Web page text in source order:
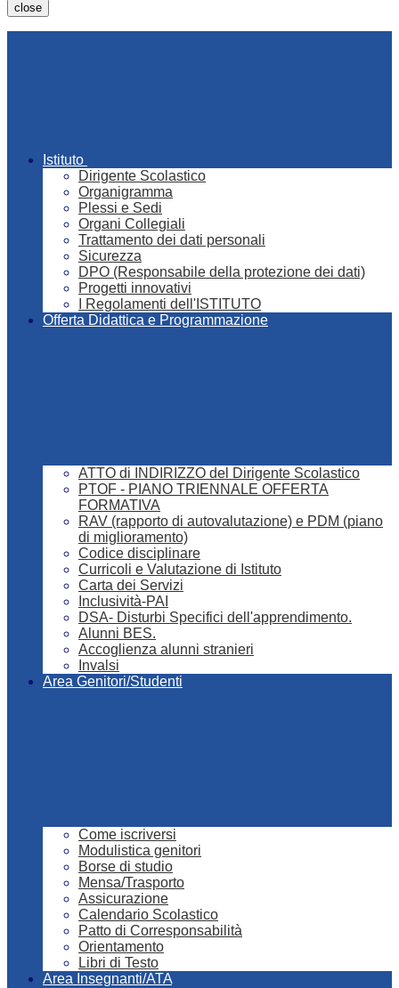
close
Istituto
Dirigente Scolastico
Organigramma
Plessi e Sedi
Organi Collegiali
Trattamento dei dati personali
Sicurezza
DPO (Responsabile della protezione dei dati)
Progetti innovativi
I Regolamenti dell'ISTITUTO
Offerta Didattica e Programmazione
ATTO di INDIRIZZO del Dirigente Scolastico
PTOF - PIANO TRIENNALE OFFERTA
FORMATIVA
RAV (rapporto di autovalutazione) e PDM (piano
di miglioramento)
Codice disciplinare
Curricoli e Valutazione di Istituto
Carta dei Servizi
Inclusività-PAI
DSA- Disturbi Specifici dell'apprendimento.
Alunni BES.
Accoglienza alunni stranieri
Invalsi
Area Genitori/Studenti
Come iscriversi
Modulistica genitori
Borse di studio
Mensa/Trasporto
Assicurazione
Calendario Scolastico
Patto di Corresponsabilità
Orientamento
Libri di Testo
Area Insegnanti/ATA